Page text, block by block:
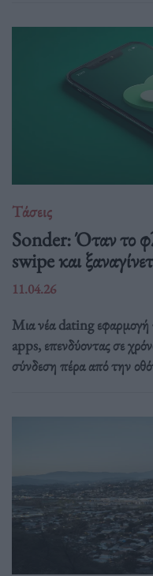
Τάσεις
Sonder: Όταν το
swipe και
11.04.26
Μια νέα dating εφαρμογή
apps, επενδύοντας σε
σύνδεση πέρα από την